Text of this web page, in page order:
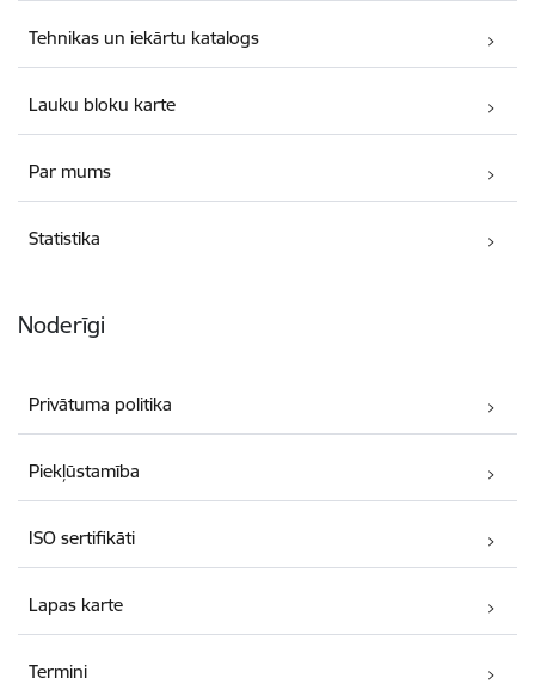
Tehnikas un iekārtu katalogs
Lauku bloku karte
Par mums
Statistika
Noderīgi
Privātuma politika
Piekļūstamība
ISO sertifikāti
Lapas karte
Termini